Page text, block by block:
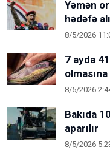
Yəmən
hədəfə
8/5/2026
7 ayda
8/5/2026
Bakıda
aparılır
8/5/2026